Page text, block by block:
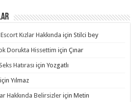
Kızlar Hakkında içinStilci bey
Dorukta Hissettim içinÇınar
Hatırası içinYozgatlı
içinYılmaz
Hakkında Belirsizler içinMetin